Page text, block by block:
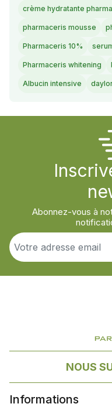
crème hydratante
pharmaceris mousse
Pharmaceris 10%
Pharmaceris whitening
Albucin intensive
Abonnez-vous à
NOUS
Informations